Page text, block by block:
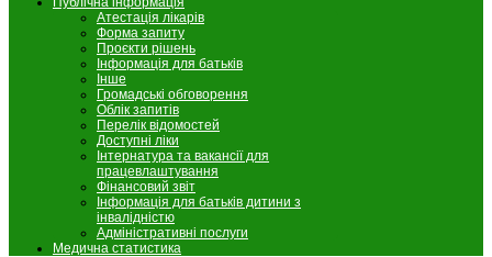
Атестація лікарів
Форма запиту
Проєкти рішень
Інформація для батьків
Інше
Громадські обговорення
Облік запитів
Перелік відомостей
Доступні ліки
Інтернатура та вакансії для
працевлаштування
Фінансовий звіт
Інформація для батьків дитини з
інвалідністю
Адміністративні послуги
Медична статистика